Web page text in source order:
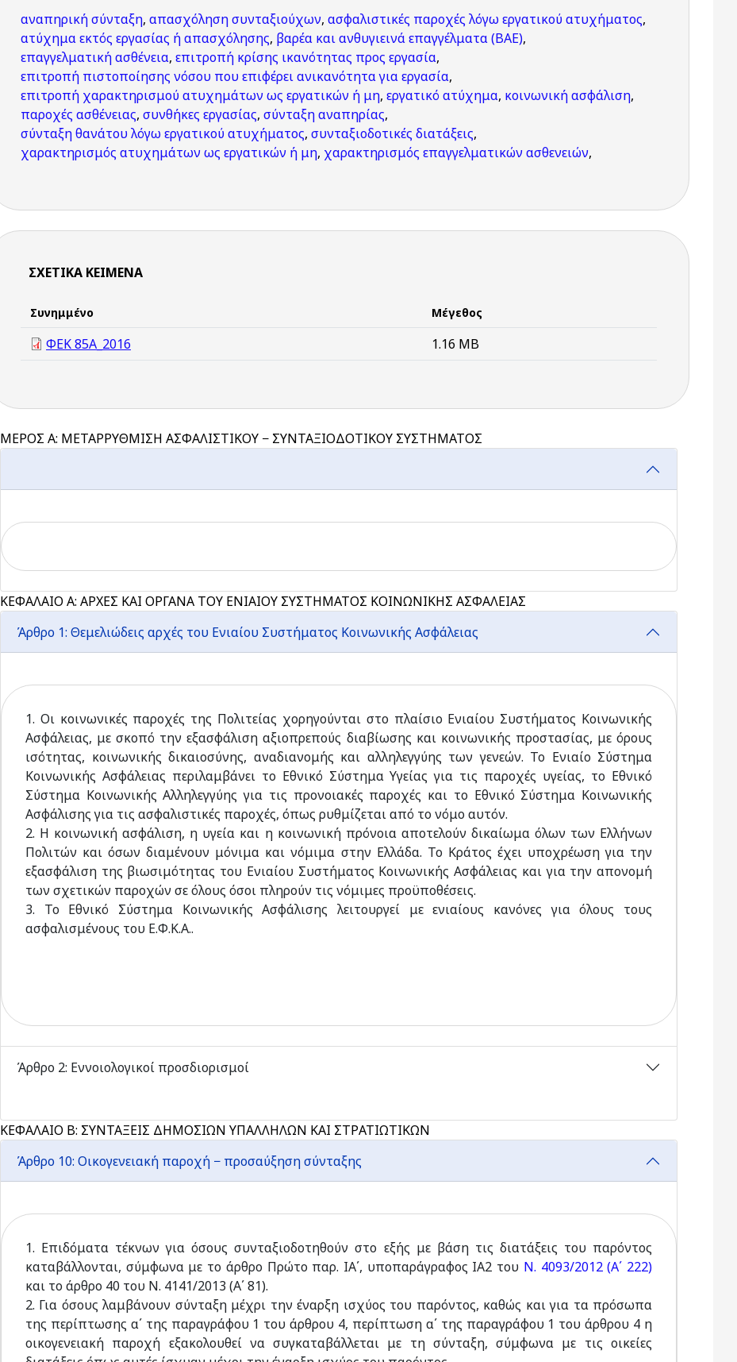
αναπηρική σύνταξη, απασχόληση συνταξιούχων, ασφαλιστικές παροχές λόγω εργατικού ατυχήματος,
ατύχημα εκτός εργασίας ή απασχόλησης, βαρέα και ανθυγιεινά επαγγέλματα (ΒΑΕ),
επαγγελματική ασθένεια, επιτροπή κρίσης ικανότητας προς εργασία,
επιτροπή πιστοποίησης νόσου που επιφέρει ανικανότητα για εργασία,
επιτροπή χαρακτηρισμού ατυχημάτων ως εργατικών ή μη, εργατικό ατύχημα, κοινωνική ασφάλιση,
παροχές ασθένειας, συνθήκες εργασίας, σύνταξη αναπηρίας,
σύνταξη θανάτου λόγω εργατικού ατυχήματος, συνταξιοδοτικές διατάξεις,
χαρακτηρισμός ατυχημάτων ως εργατικών ή μη, χαρακτηρισμός επαγγελματικών ασθενειών,
ΣΧΕΤΙΚΆ ΚΕΊΜΕΝΑ
Συνημμένο Μέγεθος
ΦΕΚ 85Α_2016 1.16 MB
ΜΕΡΟΣ Α: ΜΕΤΑΡΡΥΘΜΙΣΗ ΑΣΦΑΛΙΣΤΙΚΟΥ − ΣΥΝΤΑΞΙΟΔΟΤΙΚΟΥ ΣΥΣΤΗΜΑΤΟΣ
ΚΕΦΑΛΑΙΟ Α: ΑΡΧΕΣ ΚΑΙ ΟΡΓΑΝΑ ΤΟΥ ΕΝΙΑΙΟΥ ΣΥΣΤΗΜΑΤΟΣ ΚΟΙΝΩΝΙΚΗΣ ΑΣΦΑΛΕΙΑΣ
Άρθρο 1: Θεμελιώδεις αρχές του Ενιαίου Συστήματος Κοινωνικής Ασφάλειας
1. Οι κοινωνικές παροχές της Πολιτείας χορηγούνται στο πλαίσιο Ενιαίου Συστήματος Κοινωνικής
Ασφάλειας, με σκοπό την εξασφάλιση αξιοπρεπούς διαβίωσης και κοινωνικής προστασίας, με όρους
ισότητας, κοινωνικής δικαιοσύνης, αναδιανομής και αλληλεγγύης των γενεών. Το Ενιαίο Σύστημα
Κοινωνικής Ασφάλειας περιλαμβάνει το Εθνικό Σύστημα Υγείας για τις παροχές υγείας, το Εθνικό
Σύστημα Κοινωνικής Αλληλεγγύης για τις προνοιακές παροχές και το Εθνικό Σύστημα Κοινωνικής
Ασφάλισης για τις ασφαλιστικές παροχές, όπως ρυθμίζεται από το νόμο αυτόν.
2. Η κοινωνική ασφάλιση, η υγεία και η κοινωνική πρόνοια αποτελούν δικαίωμα όλων των Ελλήνων
Πολιτών και όσων διαμένουν μόνιμα και νόμιμα στην Ελλάδα. Το Κράτος έχει υποχρέωση για την
εξασφάλιση της βιωσιμότητας του Ενιαίου Συστήματος Κοινωνικής Ασφάλειας και για την απονομή
των σχετικών παροχών σε όλους όσοι πληρούν τις νόμιμες προϋποθέσεις.
3. Το Εθνικό Σύστημα Κοινωνικής Ασφάλισης λειτουργεί με ενιαίους κανόνες για όλους τους
ασφαλισμένους του Ε.Φ.Κ.Α..
Άρθρο 2: Εννοιολογικοί προσδιορισμοί
ΚΕΦΑΛΑΙΟ Β: ΣΥΝΤΑΞΕΙΣ ΔΗΜΟΣΙΩΝ ΥΠΑΛΛΗΛΩΝ ΚΑΙ ΣΤΡΑΤΙΩΤΙΚΩΝ
Άρθρο 10: Οικογενειακή παροχή − προσαύξηση σύνταξης
1. Επιδόματα τέκνων για όσους συνταξιοδοτηθούν στο εξής με βάση τις διατάξεις του παρόντος
καταβάλλονται, σύμφωνα με το άρθρο Πρώτο παρ. ΙΑ΄, υποπαράγραφος ΙΑ2 του Ν. 4093/2012 (Α΄ 222)
και το άρθρο 40 του Ν. 4141/2013 (Α΄ 81).
2. Για όσους λαμβάνουν σύνταξη μέχρι την έναρξη ισχύος του παρόντος, καθώς και για τα πρόσωπα
της περίπτωσης α΄ της παραγράφου 1 του άρθρου 4, περίπτωση α΄ της παραγράφου 1 του άρθρου 4 η
οικογενειακή παροχή εξακολουθεί να συγκαταβάλλεται με τη σύνταξη, σύμφωνα με τις οικείες